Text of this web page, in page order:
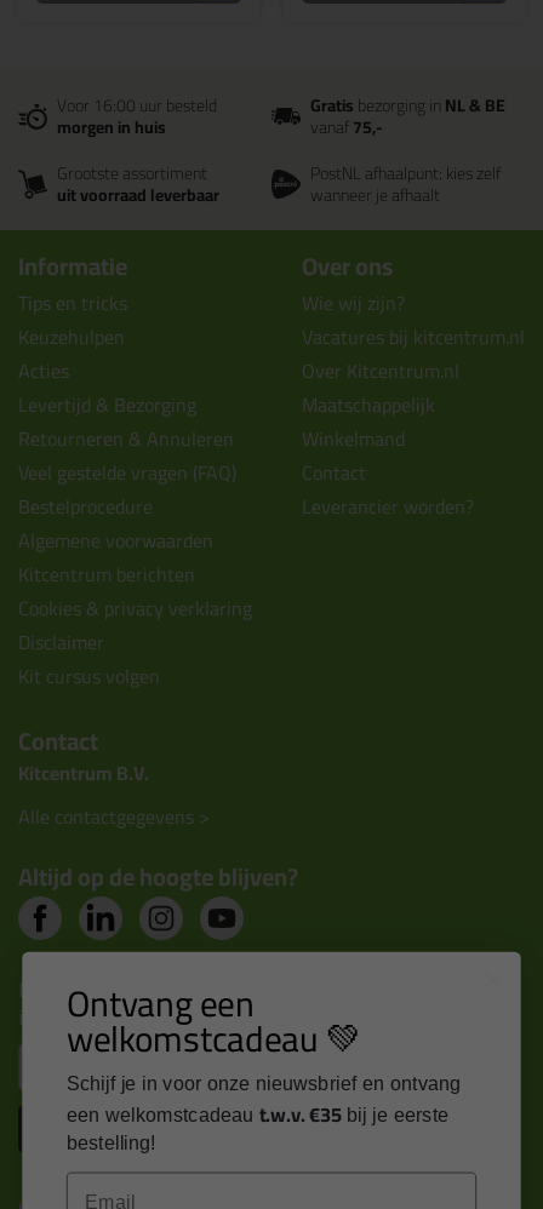
Voor 16:00 uur besteld
morgen in huis
Gratisbezorging inNL & BE
vanaf75,-
Grootste assortiment
uit voorraad leverbaar
PostNL afhaalpunt: kies zelf
wanneer je afhaalt
Informatie
Tips en tricks
Keuzehulpen
Acties
Levertijd & Bezorging
Retourneren & Annuleren
Veel gestelde vragen (FAQ)
Bestelprocedure
Algemene voorwaarden
Kitcentrum berichten
Cookies & privacy verklaring
Disclaimer
Kit cursus volgen
Over ons
Wie wij zijn?
Vacatures bij kitcentrum.nl
Over Kitcentrum.nl
Maatschappelijk
Winkelmand
Contact
Leverancier worden?
Contact
Kitcentrum B.V.
Alle contactgegevens >
Altijd op de hoogte blijven?
Nieuws, tips en exclusieve deals rechtstreeks in je
inbox
Inschrijven
Ontvang een
welkomstcadeau 💚
Schijf je in voor onze nieuwsbrief en ontvang
een welkomstcadeau t.w.v. €35 bij je eerste
bestelling!
Email